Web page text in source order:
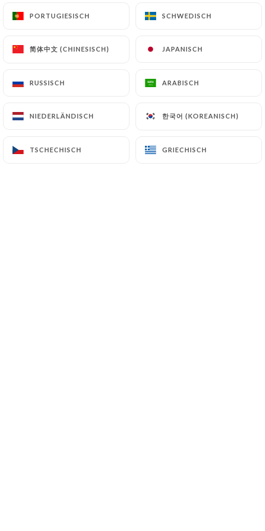
PORTUGIESISCH SCHWEDISCH
简体中文 (CHINESISCH) JAPANISCH
RUSSISCH ARABISCH
NIEDERLÄNDISCH 한국어 (KOREANISCH)
TSCHECHISCH GRIECHISCH
PORTUGIESISCH SCHWEDISCH
简体中文 (CHINESISCH) JAPANISCH
RUSSISCH ARABISCH
NIEDERLÄNDISCH 한국어 (KOREANISCH)
TSCHECHISCH GRIECHISCH